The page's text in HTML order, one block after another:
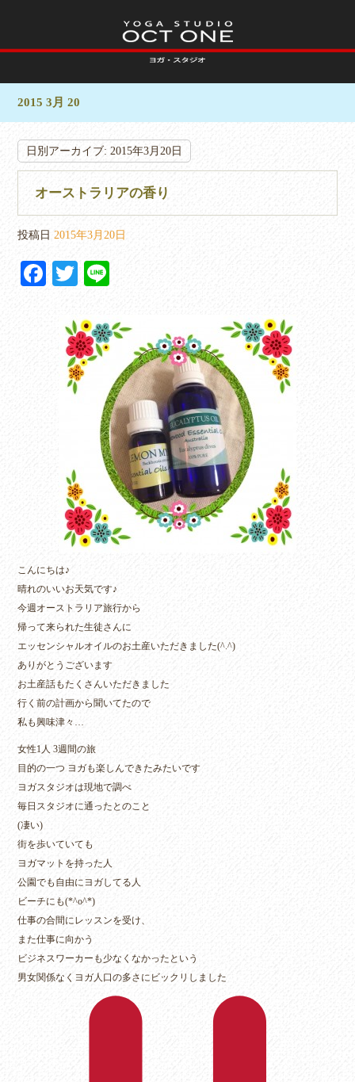
2015 3月 20
日別アーカイブ:2015年3月20日
オーストラリアの香り
投稿日 2015年3月20日
Fa
bo
ok
T
tte
r
こんにちは♪
晴れのいいお天気です♪
今週オーストラリア旅行から
帰って来られた生徒さんに
エッセンシャルオイルのお土産いただきました(^.^)
ありがとうございます
お土産話もたくさんいただきました
行く前の計画から聞いてたので
私も興味津々…
女性1人 3週間の旅
目的の一つ ヨガも楽しんできたみたいです
ヨガスタジオは現地で調べ
毎日スタジオに通ったとのこと
(凄い)
街を歩いていても
ヨガマットを持った人
公園でも自由にヨガしてる人
ビーチにも(*^o^*)
仕事の合間にレッスンを受け、
また仕事に向かう
ビジネスワーカーも少なくなかったという
男女関係なくヨガ人口の多さにビックリしました